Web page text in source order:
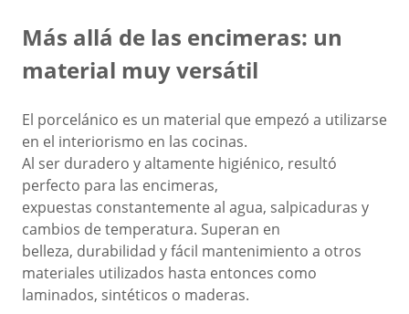
Más allá de las encimeras: un
material muy versátil
El porcelánico es un material que empezó a utilizarse
en el interiorismo en las cocinas.
Al ser duradero y altamente higiénico, resultó
perfecto para las encimeras,
expuestas constantemente al agua, salpicaduras y
cambios de temperatura. Superan en
belleza, durabilidad y fácil mantenimiento a otros
materiales utilizados hasta entonces como
laminados, sintéticos o maderas.